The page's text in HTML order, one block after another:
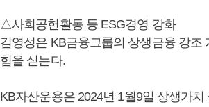
△사회공헌활동 등 ESG경영 강화
김영성은 KB금융그룹의 상생금융 강조
힘을 싣는다.
KB자산운용은 2024년 1월9일 상생가